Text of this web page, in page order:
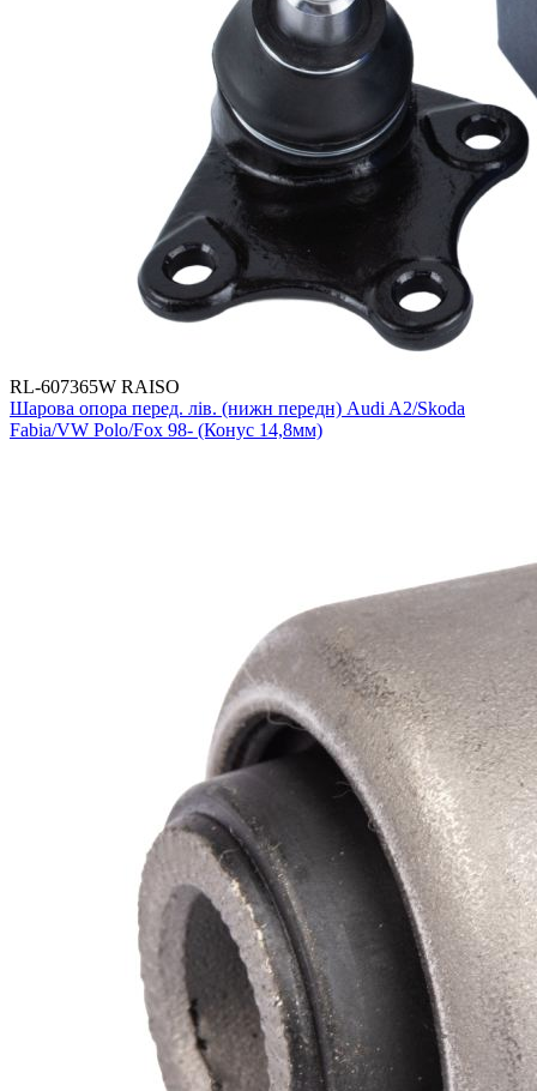
RL-607365W RAISO
Шарова опора перед. лів. (нижн передн) Audi A2/Skoda
Fabia/VW Polo/Fox 98- (Конус 14,8мм)